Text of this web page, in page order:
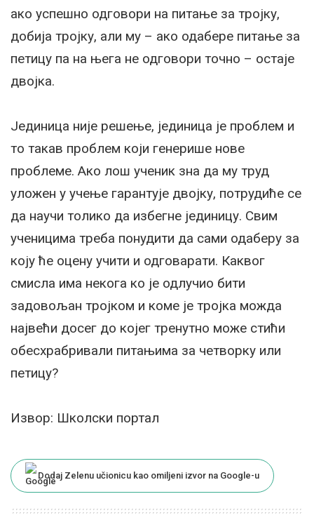
ако успешно одговори на питање за тројку,
добија тројку, али му – ако одабере питање за
петицу па на њега не одговори точно – остаје
двојка.
Јединица није решење, јединица је проблем и
то такав проблем који генерише нове
проблеме. Ако лош ученик зна да му труд
уложен у учење гарантује двојку, потрудиће се
да научи толико да избегне јединицу. Свим
ученицима треба понудити да сами одаберу за
коју ће оцену учити и одговарати. Каквог
смисла има некога ко је одлучио бити
задовољан тројком и коме је тројка можда
највећи досег до којег тренутно може стићи
обесхрабривали питањима за четворку или
петицу?
Извор: Школски портал
Dodaj Zelenu učionicu kao omiljeni izvor na Google-u